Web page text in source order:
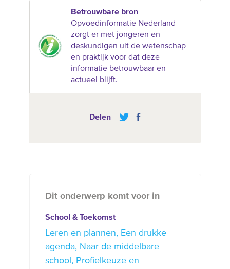
Betrouwbare bron
Opvoedinformatie Nederland
zorgt er met jongeren en
deskundigen uit de wetenschap
en praktijk voor dat deze
informatie betrouwbaar en
actueel blijft.
Delen
Dit onderwerp komt voor in
School & Toekomst
Leren en plannen
Een drukke
agenda
Naar de middelbare
school
Profielkeuze en